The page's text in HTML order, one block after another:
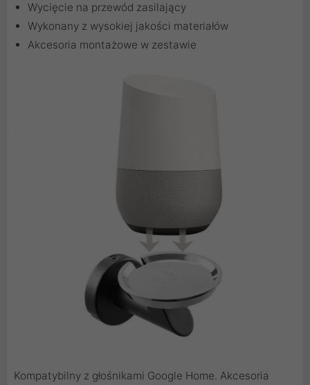
Wycięcie na przewód zasilający
Wykonany z wysokiej jakości materiałów
Akcesoria montażowe w zestawie
Kompatybilny z głośnikami Google Home. Akcesoria